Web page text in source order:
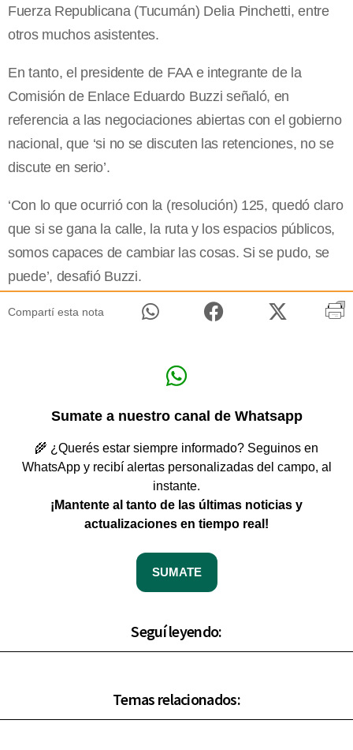
Fuerza Republicana (Tucumán) Delia Pinchetti, entre
otros muchos asistentes.
En tanto, el presidente de FAA e integrante de la
Comisión de Enlace Eduardo Buzzi señaló, en
referencia a las negociaciones abiertas con el gobierno
nacional, que ‘si no se discuten las retenciones, no se
discute en serio’.
‘Con lo que ocurrió con la (resolución) 125, quedó claro
que si se gana la calle, la ruta y los espacios públicos,
somos capaces de cambiar las cosas. Si se pudo, se
puede’, desafió Buzzi.
Compartí esta nota
Sumate a nuestro canal de Whatsapp
🌾 ¿Querés estar siempre informado? Seguinos en
WhatsApp y recibí alertas personalizadas del campo, al
instante.
¡Mantente al tanto de las últimas noticias y
actualizaciones en tiempo real!
SUMATE
Seguí leyendo:
Temas relacionados: